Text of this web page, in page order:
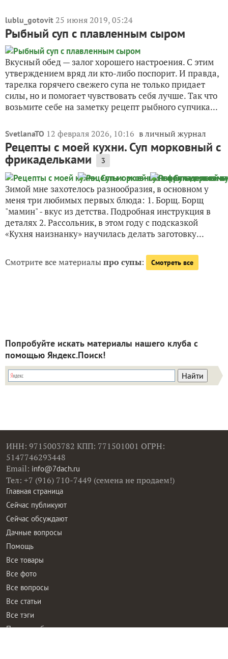
lublu_gotovit 25 июня 2019, 05:24
Рыбный суп с плавленным сыром
Вкусный обед — залог хорошего настроения. С этим
утверждением вряд ли кто-либо поспорит. И правда,
тарелка горячего свежего супа не только придает
силы, но и помогает чувствовать себя лучше. Так что
возьмите себе на заметку рецепт рыбного супчика...
SvetlanaTO 12 февраля 2026, 10:16 в личный журнал
Рецепты с моей кухни. Суп морковный с
фрикадельками 3
Зимой мне захотелось разнообразия, в основном у
меня три любимых первых блюда: 1. Борщ. Борщ
"мамин" - вкус из детства. Подробная инструкция в
деталях 2. Рассольник, в этом году с подсказкой
«Кухня наизнанку» научилась делать заготовку...
Смотрите все материалыпро супы: Смотреть все
Попробуйте искать материалы нашего клуба с
помощью Яндекс.Поиск!
ИНН: 9715003782 КПП: 771501001 ОГРН:
5147746293448
Email: info@7dach.ru
Тел: +7 (916) 710-7449 (семена не продаем!)
Главная страница
Сейчас публикуют
Сейчас обсуждают
Дачные вопросы
Помощь
Все товары
Все фото
Все вопросы
Все статьи
Все тэги
Правила общения